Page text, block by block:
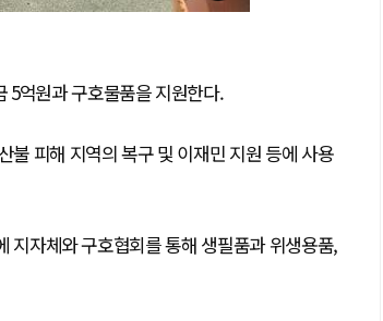
5억원과 구호물품을 지원한다.
불 피해 지역의 복구 및 이재민 지원 등에 사용
지자체와 구호협회를 통해 생필품과 위생용품,